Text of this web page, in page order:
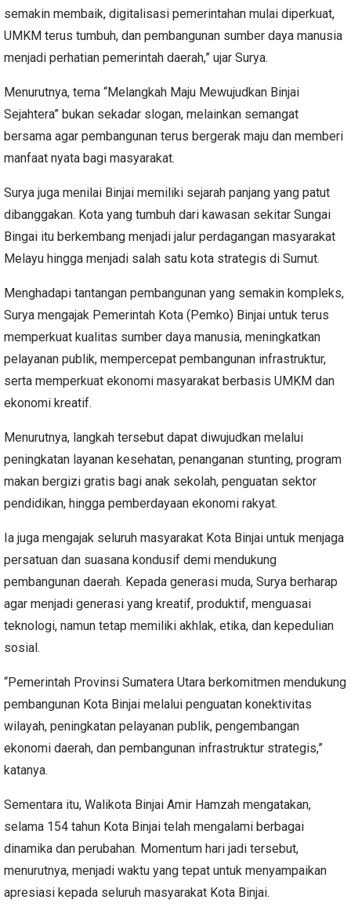
semakin membaik, digitalisasi pemerintahan mulai diperkuat,
UMKM terus tumbuh, dan pembangunan sumber daya manusia
menjadi perhatian pemerintah daerah,” ujar Surya.
Menurutnya, tema “Melangkah Maju Mewujudkan Binjai
Sejahtera” bukan sekadar slogan, melainkan semangat
bersama agar pembangunan terus bergerak maju dan memberi
manfaat nyata bagi masyarakat.
Surya juga menilai Binjai memiliki sejarah panjang yang patut
dibanggakan. Kota yang tumbuh dari kawasan sekitar Sungai
Bingai itu berkembang menjadi jalur perdagangan masyarakat
Melayu hingga menjadi salah satu kota strategis di Sumut.
Menghadapi tantangan pembangunan yang semakin kompleks,
Surya mengajak Pemerintah Kota (Pemko) Binjai untuk terus
memperkuat kualitas sumber daya manusia, meningkatkan
pelayanan publik, mempercepat pembangunan infrastruktur,
serta memperkuat ekonomi masyarakat berbasis UMKM dan
ekonomi kreatif.
Menurutnya, langkah tersebut dapat diwujudkan melalui
peningkatan layanan kesehatan, penanganan stunting, program
makan bergizi gratis bagi anak sekolah, penguatan sektor
pendidikan, hingga pemberdayaan ekonomi rakyat.
Ia juga mengajak seluruh masyarakat Kota Binjai untuk menjaga
persatuan dan suasana kondusif demi mendukung
pembangunan daerah. Kepada generasi muda, Surya berharap
agar menjadi generasi yang kreatif, produktif, menguasai
teknologi, namun tetap memiliki akhlak, etika, dan kepedulian
sosial.
“Pemerintah Provinsi Sumatera Utara berkomitmen mendukung
pembangunan Kota Binjai melalui penguatan konektivitas
wilayah, peningkatan pelayanan publik, pengembangan
ekonomi daerah, dan pembangunan infrastruktur strategis,”
katanya.
Sementara itu, Walikota Binjai Amir Hamzah mengatakan,
selama 154 tahun Kota Binjai telah mengalami berbagai
dinamika dan perubahan. Momentum hari jadi tersebut,
menurutnya, menjadi waktu yang tepat untuk menyampaikan
apresiasi kepada seluruh masyarakat Kota Binjai.